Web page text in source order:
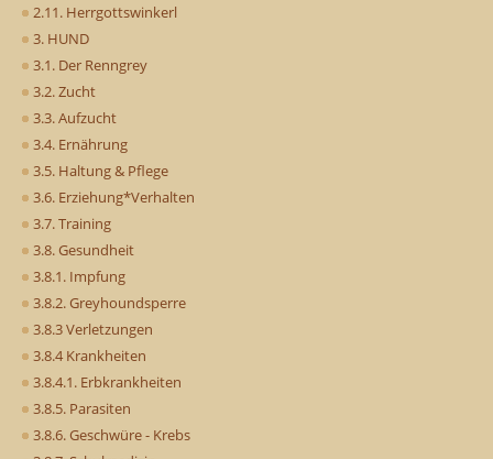
2.11. Herrgottswinkerl
3. HUND
3.1. Der Renngrey
3.2. Zucht
3.3. Aufzucht
3.4. Ernährung
3.5. Haltung & Pflege
3.6. Erziehung*Verhalten
3.7. Training
3.8. Gesundheit
3.8.1. Impfung
3.8.2. Greyhoundsperre
3.8.3 Verletzungen
3.8.4 Krankheiten
3.8.4.1. Erbkrankheiten
3.8.5. Parasiten
3.8.6. Geschwüre - Krebs